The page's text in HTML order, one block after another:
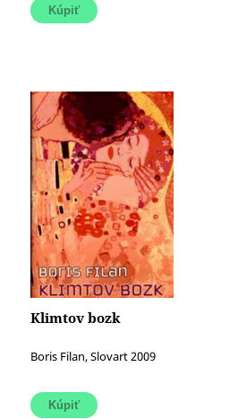
Klimtov bozk
Boris Filan, Slovart 2009